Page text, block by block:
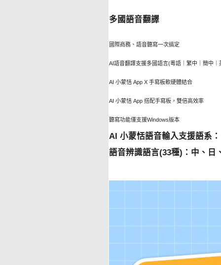
多國語音翻譯
國際商務、語音聽寫一次搞定
AI語音翻譯支援多國語言(粵語｜繁中｜簡中
AI 小蒙恬 App X 手寫板軟硬體結合
AI 小蒙恬 App 搭配手寫板，雙倍高效率
聽寫功能僅支援Windows版本
AI 小蒙恬語音輸入支援語系：
語音辨識語言(33種)：中、日